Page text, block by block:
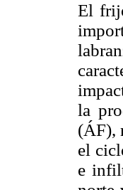
El
la
(ÁF),
el
e